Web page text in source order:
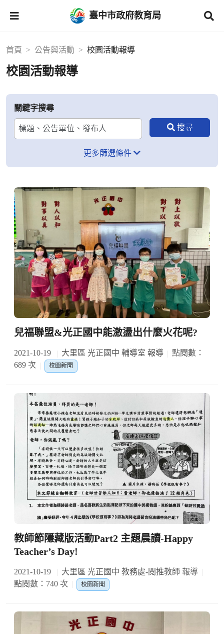
臺中市政府教育局
首頁 公告與活動 校園活動報導
校園活動報導
關鍵字搜尋
更多篩選條件
兒福聯盟&光正國中能激盪出什麼火花呢?
2021-10-19 大里區 光正國中 輔導室 報導
點閱數：
689 次
校園新聞
教師節隱藏版活動Part2 主題晨讀-Happy
Teacher’s Day!
2021-10-19
大里區 光正國中 教務處-閱推教師 報導
點閱數：740 次
校園新聞